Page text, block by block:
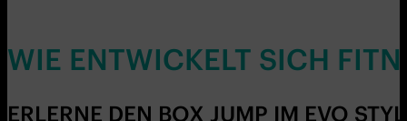
WIE ENTWICKELT SICH
ERLERNE DEN BOX JUMP IM EVO